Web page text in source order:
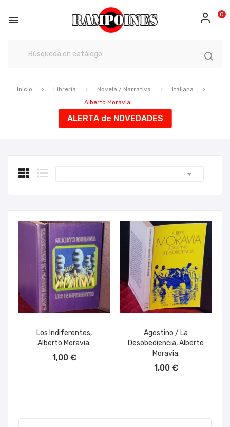
 0
Inicio Librería Novela / Narrativa
Italiana
Alberto Moravia
ALERTA de NOVEDADES

Los Indiferentes,
Alberto Moravia.
1,00 €
Agostino / La
Desobediencia, Alberto
Moravia.
1,00 €